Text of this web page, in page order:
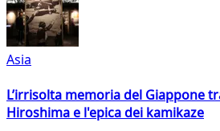
Asia
L’irrisolta memoria del Giappone
Hiroshima e l'epica dei kamikaze